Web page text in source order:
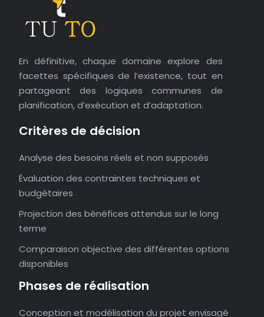
En définitive, chaque domaine explore des
facettes spécifiques de l’existence, tout en
partageant des logiques communes de
planification, d’exécution et d’adaptation.
Critères de décision
Analyse des besoins réels et non supposés
Évaluation des contraintes techniques et
budgétaires
Projection des bénéfices attendus sur le long
terme
Comparaison objective des différentes options
disponibles
Phases de réalisation
Conception et modélisation du projet envisagé